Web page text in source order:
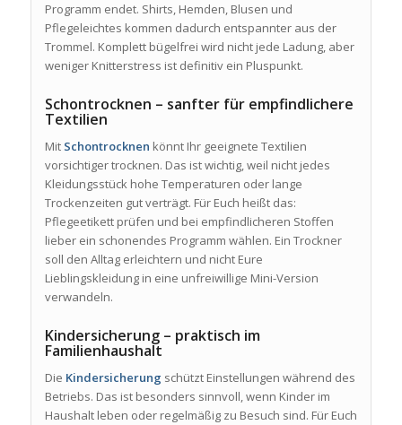
Programm endet. Shirts, Hemden, Blusen und
Pflegeleichtes kommen dadurch entspannter aus der
Trommel. Komplett bügelfrei wird nicht jede Ladung, aber
weniger Knitterstress ist definitiv ein Pluspunkt.
Schontrocknen – sanfter für empfindlichere
Textilien
Mit Schontrocknen könnt Ihr geeignete Textilien
vorsichtiger trocknen. Das ist wichtig, weil nicht jedes
Kleidungsstück hohe Temperaturen oder lange
Trockenzeiten gut verträgt. Für Euch heißt das:
Pflegeetikett prüfen und bei empfindlicheren Stoffen
lieber ein schonendes Programm wählen. Ein Trockner
soll den Alltag erleichtern und nicht Eure
Lieblingskleidung in eine unfreiwillige Mini-Version
verwandeln.
Kindersicherung – praktisch im
Familienhaushalt
Die Kindersicherung schützt Einstellungen während des
Betriebs. Das ist besonders sinnvoll, wenn Kinder im
Haushalt leben oder regelmäßig zu Besuch sind. Für Euch